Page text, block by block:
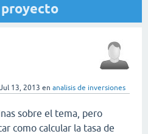
Jul 13, 2013 en analisis de inversiones
sobre el tema, pero
como calcular la tasa de